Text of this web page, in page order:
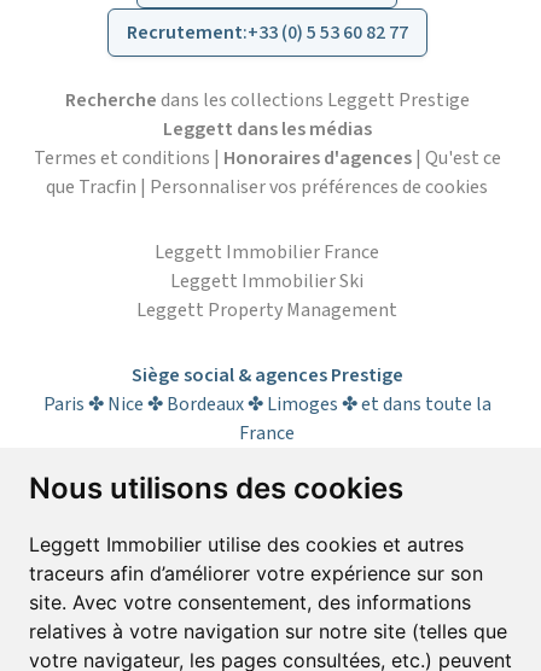
Nous utilisons des cookies
Leggett Immobilier utilise des cookies et autres
traceurs afin d’améliorer votre expérience sur son
site. Avec votre consentement, des informations
relatives à votre navigation sur notre site (telles que
votre navigateur, les pages consultées, etc.) peuvent
Recrutement:+33 (0) 5 53 60 82 77
Recherchedans les collections Leggett Prestige
Leggett dans les médias
Termes et conditions | Honoraires d'agences| Qu'est ce
que Tracfin | Personnaliser vos préférences de cookies
Leggett Immobilier France
Leggett Immobilier Ski
Leggett Property Management
Siège social & agences Prestige
Paris ✤ Nice ✤ Bordeaux ✤ Limoges ✤ et dans toute la
France
S’abonner à la lettre d’informations
Prénom* Nom*